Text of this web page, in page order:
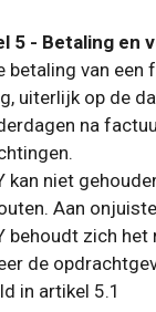
5 - Betaling en
betaling van
uiterlijk op de
na
kan niet
Aan
behoudt zich
de
in artikel 5.1